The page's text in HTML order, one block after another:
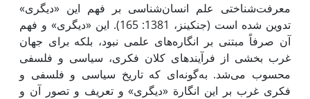
معرفت‌شناختی علم انسان‌شناسی بر فهم ‌این «دیگری»
تدوین شده است (جنکینز، 1381: 165). ‌این «دیگری» و فهم
آن صرفاً مبتنی بر انگاره‌های علمی ‌نبود، بلکه برای جهان
غرب بخشی از فرآیندهای کلان فکری، سیاسی و فلسفی
محسوب می‌شد. به‌گونه‌ای که تاریخ سیاسی و فلسفی و
فکری غرب بر ‌این انگارة «دیگری» و تعریف و تصور آن و